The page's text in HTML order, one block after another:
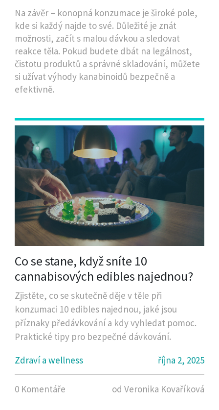
Na závěr – konopná konzumace je široké pole,
kde si každý najde to své. Důležité je znát
možnosti, začít s malou dávkou a sledovat
reakce těla. Pokud budete dbát na legálnost,
čistotu produktů a správné skladování, můžete
si užívat výhody kanabinoidů bezpečně a
efektivně.
Co se stane, když sníte 10
cannabisových edibles najednou?
Zjistěte, co se skutečně děje v těle při
konzumaci 10 edibles najednou, jaké jsou
příznaky předávkování a kdy vyhledat pomoc.
Praktické tipy pro bezpečné dávkování.
Zdraví a wellness
října 2, 2025
0 Komentáře od Veronika Kovaříková